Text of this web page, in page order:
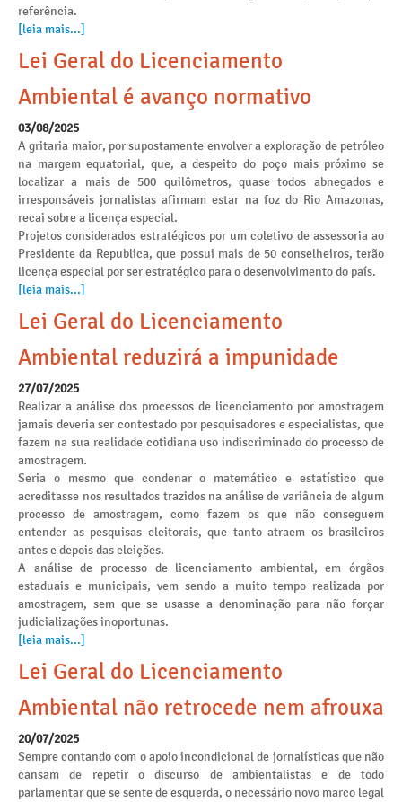
referência.
[leia mais...]
Lei Geral do Licenciamento
Ambiental é avanço normativo
03/08/2025
A gritaria maior, por supostamente envolver a exploração de petróleo
na margem equatorial, que, a despeito do poço mais próximo se
localizar a mais de 500 quilômetros, quase todos abnegados e
irresponsáveis jornalistas afirmam estar na foz do Rio Amazonas,
recai sobre a licença especial.
Projetos considerados estratégicos por um coletivo de assessoria ao
Presidente da Republica, que possui mais de 50 conselheiros, terão
licença especial por ser estratégico para o desenvolvimento do país.
[leia mais...]
Lei Geral do Licenciamento
Ambiental reduzirá a impunidade
27/07/2025
Realizar a análise dos processos de licenciamento por amostragem
jamais deveria ser contestado por pesquisadores e especialistas, que
fazem na sua realidade cotidiana uso indiscriminado do processo de
amostragem.
Seria o mesmo que condenar o matemático e estatístico que
acreditasse nos resultados trazidos na análise de variância de algum
processo de amostragem, como fazem os que não conseguem
entender as pesquisas eleitorais, que tanto atraem os brasileiros
antes e depois das eleições.
A análise de processo de licenciamento ambiental, em órgãos
estaduais e municipais, vem sendo a muito tempo realizada por
amostragem, sem que se usasse a denominação para não forçar
judicializações inoportunas.
[leia mais...]
Lei Geral do Licenciamento
Ambiental não retrocede nem afrouxa
20/07/2025
Sempre contando com o apoio incondicional de jornalísticas que não
cansam de repetir o discurso de ambientalistas e de todo
parlamentar que se sente de esquerda, o necessário novo marco legal